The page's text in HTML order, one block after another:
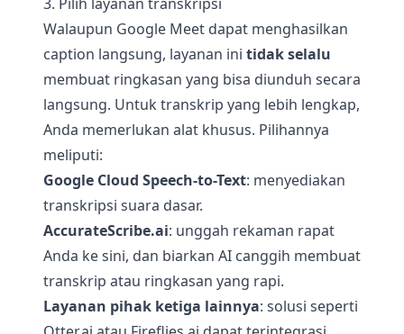
Walaupun Google Meet dapat menghasilkan
caption langsung, layanan ini tidak selalu
membuat ringkasan yang bisa diunduh secara
langsung. Untuk transkrip yang lebih lengkap,
Anda memerlukan alat khusus. Pilihannya
meliputi:
Google Cloud Speech-to-Text: menyediakan
transkripsi suara dasar.
AccurateScribe.ai: unggah rekaman rapat
Anda ke sini, dan biarkan AI canggih membuat
transkrip atau ringkasan yang rapi.
Layanan pihak ketiga lainnya: solusi seperti